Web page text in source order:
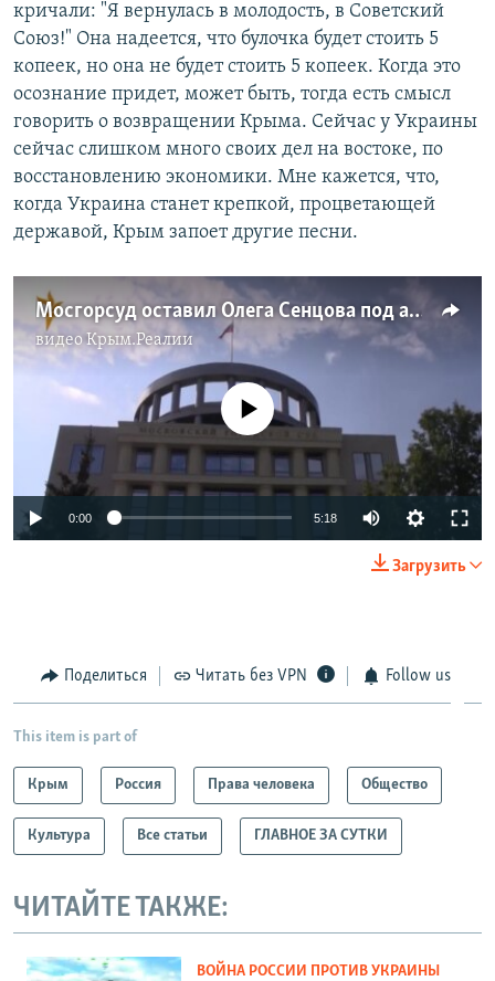
кричали: "Я вернулась в молодость, в Советский
Союз!" Она надеется, что булочка будет стоить 5
копеек, но она не будет стоить 5 копеек. Когда это
осознание придет, может быть, тогда есть смысл
говорить о возвращении Крыма. Сейчас у Украины
сейчас слишком много своих дел на востоке, по
восстановлению экономики. Мне кажется, что,
когда Украина станет крепкой, процветающей
державой, Крым запоет другие песни.
Мосгорсуд оставил Олега Сенцова под арестом
видеоКрым.Реалии
No media source currently available
0:00 5:18
Загрузить
Поделиться Читать без VPN Follow us
This item is part of
Крым Россия Права человека Общество
Культура Все статьи ГЛАВНОЕ ЗА СУТКИ
ЧИТАЙТЕ ТАКЖЕ:
ВОЙНА РОССИИ ПРОТИВ УКРАИНЫ